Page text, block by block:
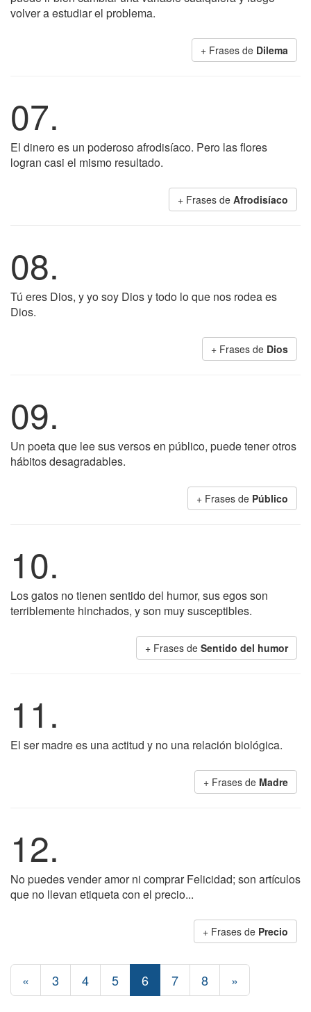
volver a estudiar el problema.
+ Frases de Dilema
07.
El dinero es un poderoso afrodisíaco. Pero las flores
logran casi el mismo resultado.
+ Frases de Afrodisíaco
08.
Tú eres Dios, y yo soy Dios y todo lo que nos rodea es
Dios.
+ Frases de Dios
09.
Un poeta que lee sus versos en público, puede tener otros
hábitos desagradables.
+ Frases de Público
10.
Los gatos no tienen sentido del humor, sus egos son
terriblemente hinchados, y son muy susceptibles.
+ Frases de Sentido del humor
11.
El ser madre es una actitud y no una relación biológica.
+ Frases de Madre
12.
No puedes vender amor ni comprar Felicidad; son artículos
que no llevan etiqueta con el precio...
+ Frases de Precio
« 3 4 5 6 7 8 »